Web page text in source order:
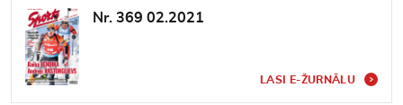
Nr. 369 02.2021
LASI E-ŽURNĀLU